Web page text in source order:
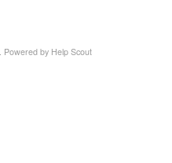
Powered by Help Scout